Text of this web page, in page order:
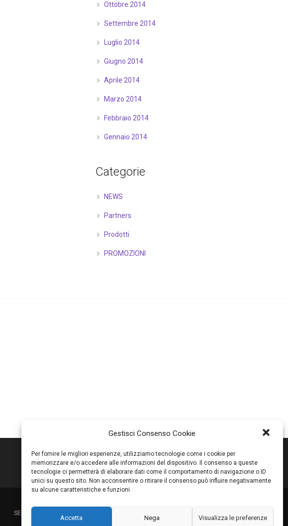
Gestisci Consenso Cookie
Per fornire le migliori esperienze, utilizziamo tecnologie come i cookie per
memorizzare e/o accedere alle informazioni del dispositivo. Il consenso a queste
tecnologie ci permetterà di elaborare dati come il comportamento di navigazione o ID
unici su questo sito. Non acconsentire o ritirare il consenso può influire negativamente
su alcune caratteristiche e funzioni.
Accetta Nega Visualizza le preferenze
Ottobre 2014
Settembre 2014
Luglio 2014
Giugno 2014
Aprile 2014
Marzo 2014
Febbraio 2014
Gennaio 2014
Categorie
NEWS
Partners
Prodotti
PROMOZIONI
SERVIZI